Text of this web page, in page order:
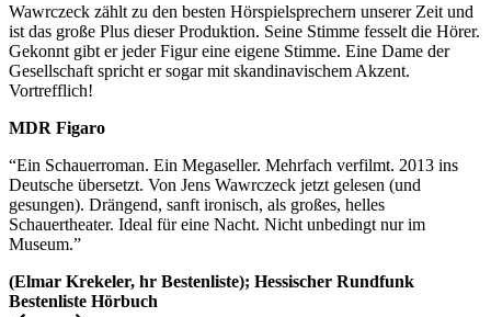
Wawrczeck zählt zu den besten Hörspielsprechern unserer Zeit und
ist das große Plus dieser Produktion. Seine Stimme fesselt die Hörer.
Gekonnt gibt er jeder Figur eine eigene Stimme. Eine Dame der
Gesellschaft spricht er sogar mit skandinavischem Akzent.
Vortrefflich!
MDR Figaro
“Ein Schauerroman. Ein Megaseller. Mehrfach verfilmt. 2013 ins
Deutsche übersetzt. Von Jens Wawrczeck jetzt gelesen (und
gesungen). Drängend, sanft ironisch, als großes, helles
Schauertheater. Ideal für eine Nacht. Nicht unbedingt nur im
Museum.”
(Elmar Krekeler, hr Bestenliste); Hessischer Rundfunk
Bestenliste Hörbuch